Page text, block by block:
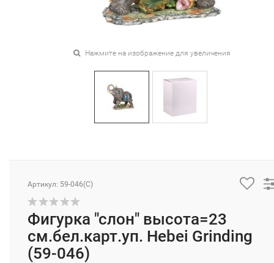
Нажмите на изображение для увеличения
Артикул: 59-046(C)
Фигурка "слон" высота=23
см.бел.карт.уп. Hebei Grinding
(59-046)